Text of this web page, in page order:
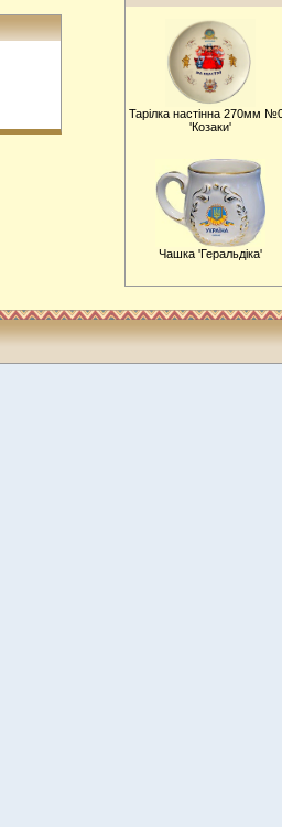
Тарiлка настiнна 270мм
'Козаки'
Чашка 'Геральдіка'